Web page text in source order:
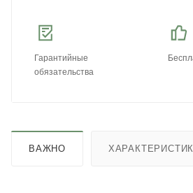
Гарантийные
обязательства
ВАЖНО